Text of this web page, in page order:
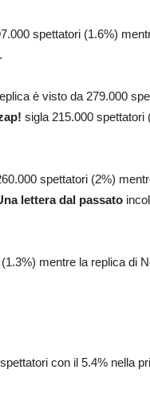
spettatori (1.6%)
è visto da 279.000
sigla 215.000 spettatori
spettatori (2%)
lettera dal passato
mentre la replica di
con il 5.4% nella